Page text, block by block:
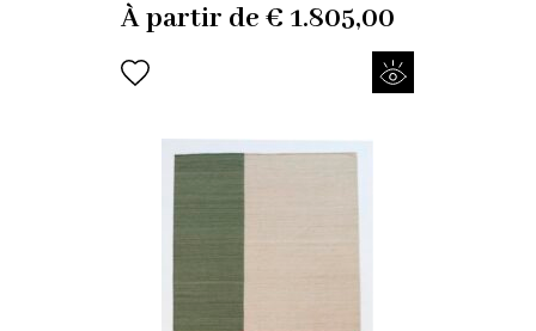
À partir de€ 1.805,00